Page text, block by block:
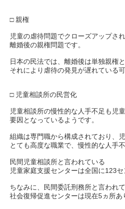
□ 親権
児童の虐待問題でクローズアップさ
離婚後の親権問題です。
日本の民法では、離婚後は単独親権
それにより虐待の発見が遅れている
□ 児童相談所の民営化
児童相談所の慢性的な人手不足も児
要因となっているようです。
組織は専門職から構成されており、
とても高度な職業で、慢性的な人手
民間児童相談所と言われている
児童家庭支援センターは全国に123セ
ちなみに、民間委託刑務所と言われ
社会復帰促進センターは現在5ヵ所あ